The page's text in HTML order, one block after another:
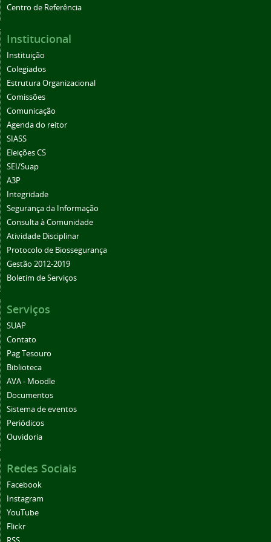
Centro de Referência
Institucional
Instituição
Colegiados
Estrutura Organizacional
Comissões
Comunicação
Agenda do reitor
SIASS
Eleições CS
SEI/Suap
A3P
Integridade
Segurança da Informação
Consulta à Comunidade
Atividade Disciplinar
Protocolo de Biossegurança
Gestão 2012-2019
Boletim de Serviços
Serviços
SUAP
Contato
Pag Tesouro
Biblioteca
AVA - Moodle
Documentos
Sistema de eventos
Periódicos
Ouvidoria
Redes Sociais
Facebook
Instagram
YouTube
Flickr